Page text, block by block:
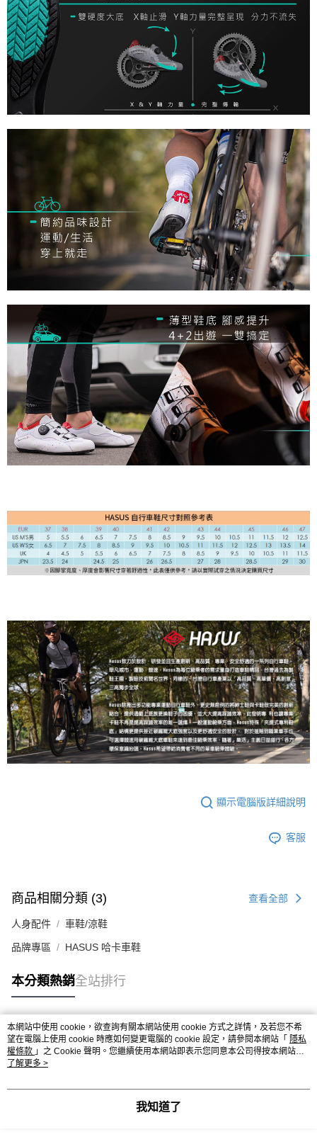
顯示電腦版詳細說明
客服
商品相關分類 (3) 查看全部
人身配件 車鞋/涼鞋
品牌專區 HASUS 哈卡車鞋
本分類熱銷全站排行
熱門標籤
本網站中使用 cookie，欲查詢有關本網站使用 cookie 方式之詳情，及若您不希
望在電腦上使用 cookie 時應如何變更電腦的 cookie 設定，請參閱本網站「 隱私
權條款 」之 Cookie 聲明。您繼續使用本網站即表示您同意本公司得按本網站使
用條款之 Cookie 聲明使用 cookie。
了解更多 >
我知道了